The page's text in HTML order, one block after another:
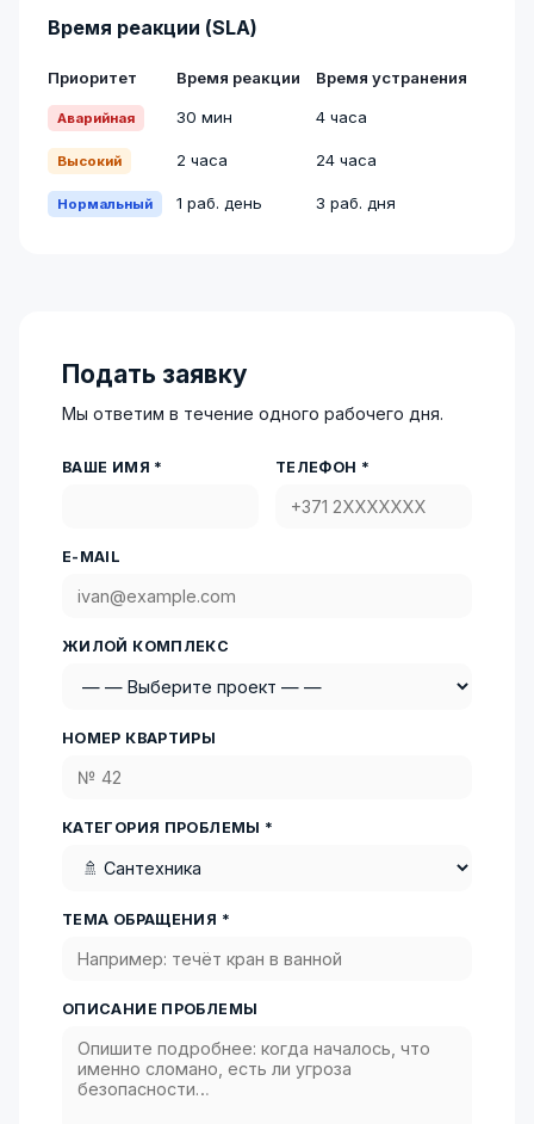
Время реакции (SLA)
Приоритет Время реакции Время устранения
Аварийная 30 мин 4 часа
Высокий 2 часа 24 часа
Нормальный 1 раб. день 3 раб. дня
Подать заявку
Мы ответим в течение одного рабочего дня.
ВАШЕ ИМЯ * ТЕЛЕФОН *
E-MAIL
ЖИЛОЙ КОМПЛЕКС
НОМЕР КВАРТИРЫ
КАТЕГОРИЯ ПРОБЛЕМЫ *
ТЕМА ОБРАЩЕНИЯ *
ОПИСАНИЕ ПРОБЛЕМЫ